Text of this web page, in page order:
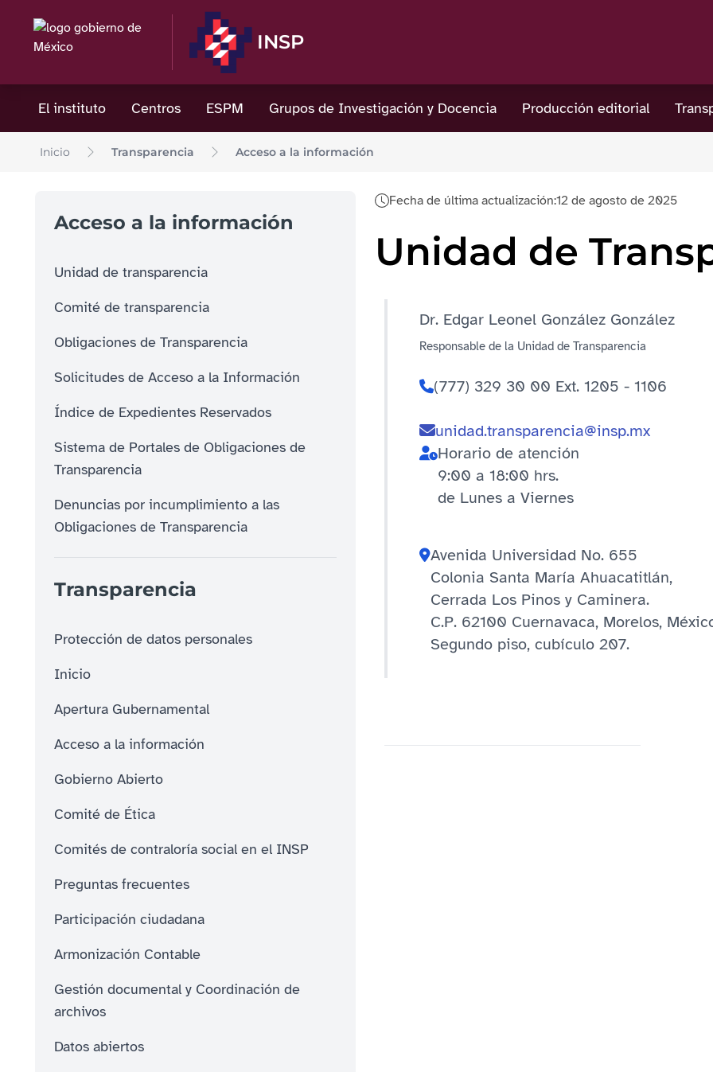
INSP
El instituto Centros ESPM Grupos de Investigación y Docencia Producción editorial
Inicio Transparencia Acceso a la información
Acceso a la información
Unidad de transparencia
Comité de transparencia
Obligaciones de Transparencia
Solicitudes de Acceso a la Información
Índice de Expedientes Reservados
Sistema de Portales de Obligaciones de
Transparencia
Denuncias por incumplimiento a las
Obligaciones de Transparencia
Transparencia
Protección de datos personales
Inicio
Apertura Gubernamental
Acceso a la información
Gobierno Abierto
Comité de Ética
Comités de contraloría social en el INSP
Preguntas frecuentes
Participación ciudadana
Armonización Contable
Gestión documental y Coordinación de
archivos
Datos abiertos
Fecha de última actualización:12 de agosto de 2025
Unidad de
Dr. Edgar Leonel González González
Responsable de la Unidad de Transparencia
(777) 329 30 00 Ext. 1205 - 1106
unidad.transparencia@insp.mx
Horario de atención
9:00 a 18:00 hrs.
de Lunes a Viernes
Avenida Universidad No. 655
Colonia Santa María Ahuacatitlán,
Cerrada Los Pinos y Caminera.
C.P. 62100 Cuernavaca, Morelos,
Segundo piso, cubículo 207.